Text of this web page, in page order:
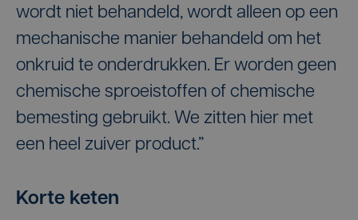
wordt niet behandeld, wordt alleen op een
mechanische manier behandeld om het
onkruid te onderdrukken. Er worden geen
chemische sproeistoffen of chemische
bemesting gebruikt. We zitten hier met
een heel zuiver product.”
Korte keten